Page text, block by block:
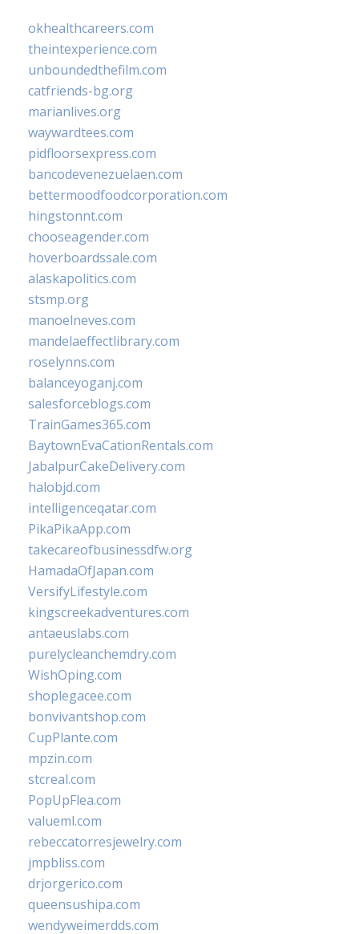
okhealthcareers.com
theintexperience.com
unboundedthefilm.com
catfriends-bg.org
marianlives.org
waywardtees.com
pidfloorsexpress.com
bancodevenezuelaen.com
bettermoodfoodcorporation.com
hingstonnt.com
chooseagender.com
hoverboardssale.com
alaskapolitics.com
stsmp.org
manoelneves.com
mandelaeffectlibrary.com
roselynns.com
balanceyoganj.com
salesforceblogs.com
TrainGames365.com
BaytownEvaCationRentals.com
JabalpurCakeDelivery.com
halobjd.com
intelligenceqatar.com
PikaPikaApp.com
takecareofbusinessdfw.org
HamadaOfJapan.com
VersifyLifestyle.com
kingscreekadventures.com
antaeuslabs.com
purelycleanchemdry.com
WishOping.com
shoplegacee.com
bonvivantshop.com
CupPlante.com
mpzin.com
stcreal.com
PopUpFlea.com
valueml.com
rebeccatorresjewelry.com
jmpbliss.com
drjorgerico.com
queensushipa.com
wendyweimerdds.com